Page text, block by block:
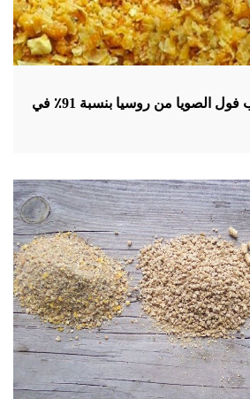
ارتفاع صادرات كسب فول الصويا من روسيا بنسبة 91٪ في